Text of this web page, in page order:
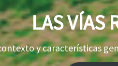
LAS VÍAS
y características